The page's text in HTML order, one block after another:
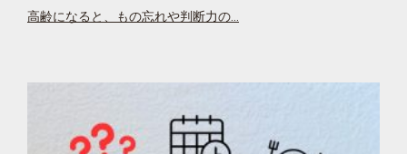
高齢になると、もの忘れや判断力の…